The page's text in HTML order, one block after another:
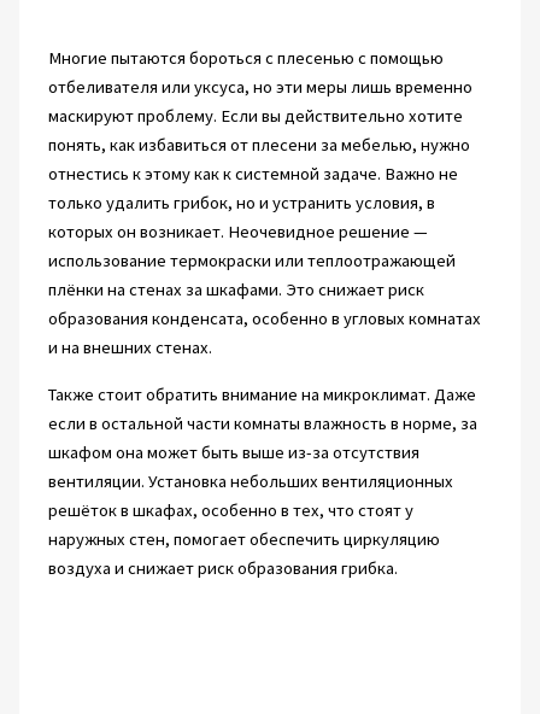
Многие пытаются бороться с плесенью с помощью
отбеливателя или уксуса, но эти меры лишь временно
маскируют проблему. Если вы действительно хотите
понять, как избавиться от плесени за мебелью, нужно
отнестись к этому как к системной задаче. Важно не
только удалить грибок, но и устранить условия, в
которых он возникает. Неочевидное решение —
использование термокраски или теплоотражающей
плёнки на стенах за шкафами. Это снижает риск
образования конденсата, особенно в угловых комнатах
и на внешних стенах.
Также стоит обратить внимание на микроклимат. Даже
если в остальной части комнаты влажность в норме, за
шкафом она может быть выше из-за отсутствия
вентиляции. Установка небольших вентиляционных
решёток в шкафах, особенно в тех, что стоят у
наружных стен, помогает обеспечить циркуляцию
воздуха и снижает риск образования грибка.